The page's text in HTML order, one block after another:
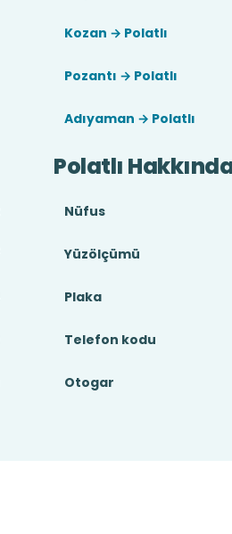
Kozan → Polatlı
Pozantı → Polatlı
Adıyaman → Polatlı
Polatlı
Nüfus
Yüzölçümü
Plaka
Telefon kodu
Otogar